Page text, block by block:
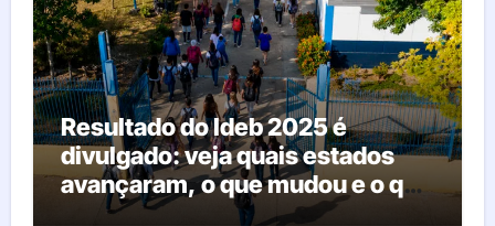
Resultado do Ideb 2025 é
divulgado: veja quais estados
avançaram, o que mudou e o que
esperar da educação brasileira